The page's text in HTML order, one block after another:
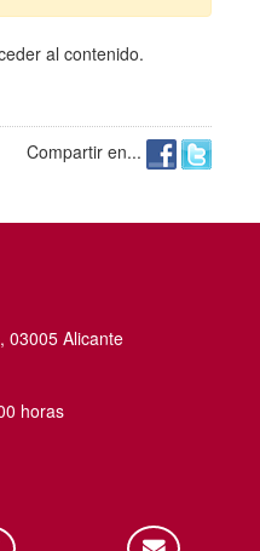
al contenido.
Compartir en...
03005 Alicante
horas